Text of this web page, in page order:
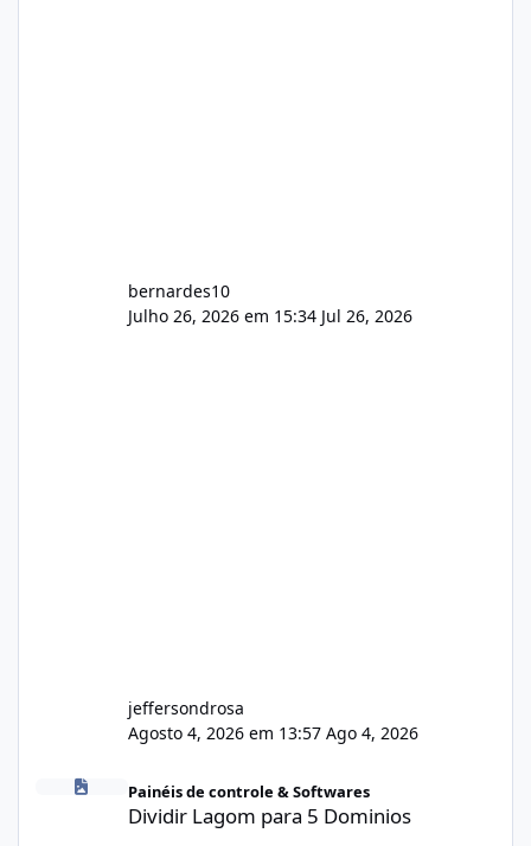
bernardes10
Julho 26, 2026 em 15:34 Jul 26, 2026
jeffersondrosa
Agosto 4, 2026 em 13:57 Ago 4, 2026
Dividir Lagom para 5 Dominios
Painéis de controle & Softwares
Dividir Lagom para 5 Dominios